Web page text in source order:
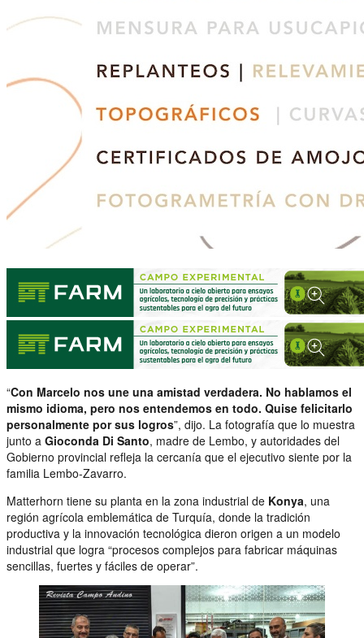
“Con Marcelo nos une una amistad verdadera. No hablamos el
mismo idioma, pero nos entendemos en todo. Quise felicitarlo
personalmente por sus logros”, dijo. La fotografía que lo muestra
junto a Gioconda Di Santo, madre de Lembo, y autoridades del
Gobierno provincial refleja la cercanía que el ejecutivo siente por la
familia Lembo-Zavarro.
Matterhorn tiene su planta en la zona industrial de Konya, una
región agrícola emblemática de Turquía, donde la tradición
productiva y la innovación tecnológica dieron origen a un modelo
industrial que logra “procesos complejos para fabricar máquinas
sencillas, fuertes y fáciles de operar”.